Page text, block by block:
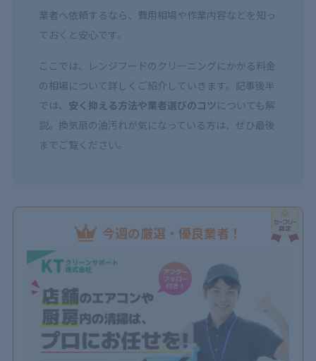
業者へ依頼するなら、費用相場や作業内容などを知っ
ておくと安心です。
ここでは、レンジフードのクリーニングにかかる料金
の相場について詳しくご紹介していきます。記事後半
では、 安く抑える方法や業者選びのコツについても解
説。換気扇の油汚れが気になっている方は、ぜひ最後
までご覧ください。
今週の厳選・優良業者！